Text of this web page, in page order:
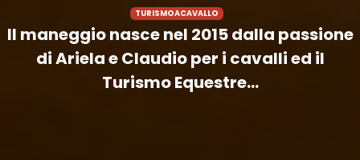
TURISMOACAVALLO
Il maneggio nasce nel 2015 dalla passione
di Ariela e Claudio per i cavalli ed il
Turismo Equestre...